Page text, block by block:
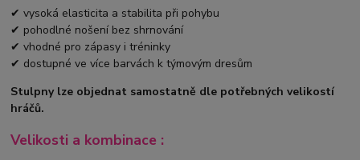
✔ vysoká elasticita a stabilita při pohybu
✔ pohodlné nošení bez shrnování
✔ vhodné pro zápasy i tréninky
✔ dostupné ve více barvách k týmovým dresům
Stulpny lze objednat samostatně dle potřebných velikostí
hráčů.
Velikosti a kombinace :